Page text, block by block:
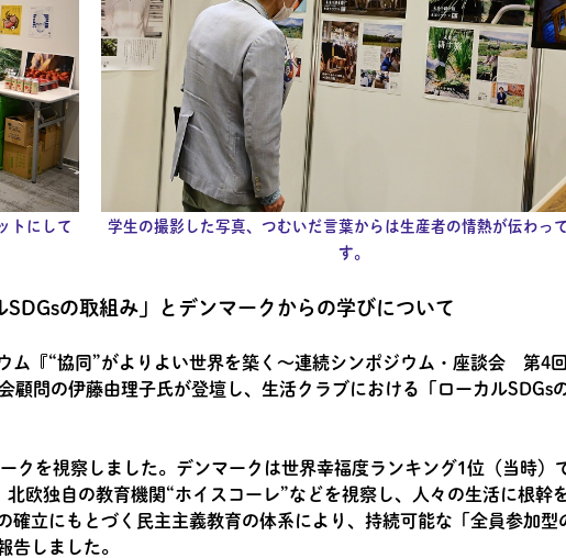
トにして
学生の撮影した写真、つむいだ言葉からは生産者の情熱が伝わっ
す。
の取組み」とデンマークからの学びについて
ム『“協同”がよりよい世界を築く～連続シンポジウム・座談会 第4
顧問の伊藤由理子氏が登壇し、生活クラブにおける「ローカルSDGs
クを視察しました。デンマークは世界幸福度ランキング1位（当時）
欧独自の教育機関“ホイスコーレ”などを視察し、人々の生活に根幹
確立にもとづく民主主義教育の体系により、持続可能な「全員参加型
告しました。